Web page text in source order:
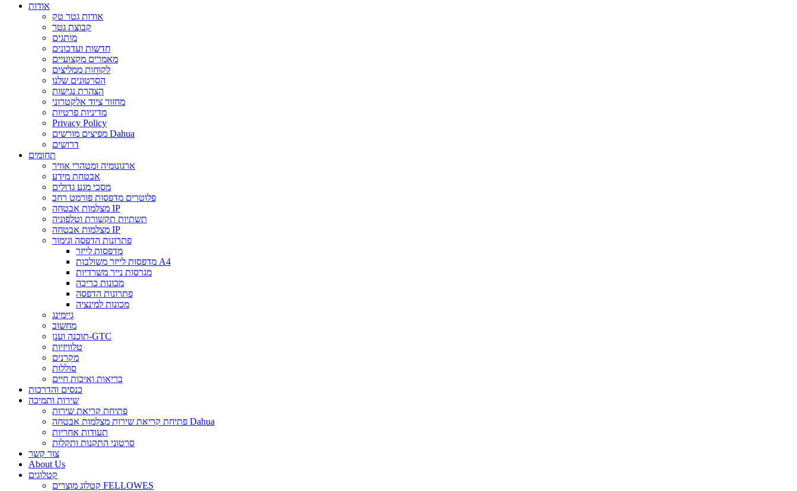
אודות
אודות גטר טק
קבוצת גטר
מותגים
חדשות ועדכונים
מאמרים מקצועיים
לקוחות ממליצים
הסרטונים שלנו
הצהרת נגישות
מחזור ציוד אלקטרוני
מדיניות פרטיות
Privacy Policy
מפיצים מורשים Dahua
דרושים
תחומים
ארגונומיה ומטהרי אוויר
אבטחת מידע
מסכי מגע גדולים
פלוטרים מדפסות פורמט רחב
מצלמות אבטחה IP
תשתיות תקשורת וטלפוניה
מצלמות אבטחה IP
פתרונות הדפסה וגימור
מדפסות לייזר
מדפסות לייזר משולבות A4
מגרסות נייר משרדיות
מכונות כריכה
פתרונות הדפסה
מכונות למינציה
גיימינג
מחשוב
תוכנה וענן-GTC
טלוויזיות
מקרנים
סוללות
בריאות ואיכות חיים
כנסים והדרכות
שירות ותמיכה
פתיחת קריאת שירות
פתיחת קריאת שירות מצלמות אבטחה Dahua
תעודות אחריות
סרטוני התקנות ותקלות
צור קשר
About Us
קטלוגים
קטלוג מוצרים FELLOWES